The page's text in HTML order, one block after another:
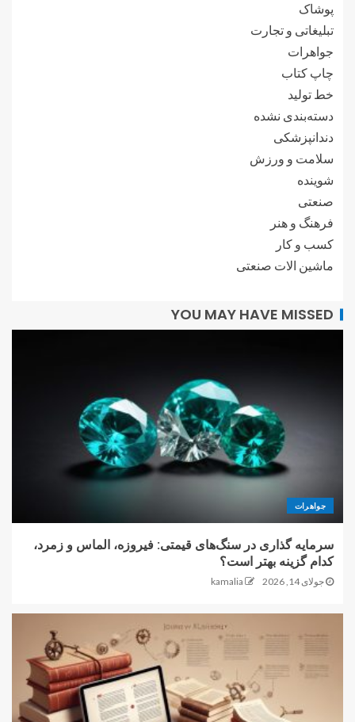
پوشاک
تبلیغاتی و تجارت
جواهرات
چاپ کتاب
خط تولید
دسته‌بندی نشده
دندانپزشکی
سلامت و ورزش
شوینده
صنعتی
فرهنگ و هنر
کسب و کار
ماشین الات صنعتی
YOU MAY HAVE MISSED
جواهرات
سرمایه گذاری در سنگ‌های قیمتی: فیروزه، الماس و زمرد،
کدام گزینه بهتر است؟
جولای 14, 2026 kamalia